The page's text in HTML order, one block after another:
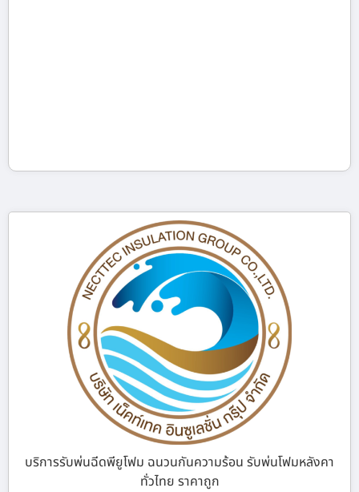
บริการรับพ่นฉีดพียูโฟม ฉนวนกันความร้อน รับพ่นโฟมหลังคา
ทั่วไทย ราคาถูก